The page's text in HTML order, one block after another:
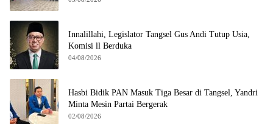
Innalillahi, Legislator Tangsel Gus Andi Tutup Usia,
Komisi ll Berduka
04/08/2026
Hasbi Bidik PAN Masuk Tiga Besar di Tangsel, Yandri
Minta Mesin Partai Bergerak
02/08/2026